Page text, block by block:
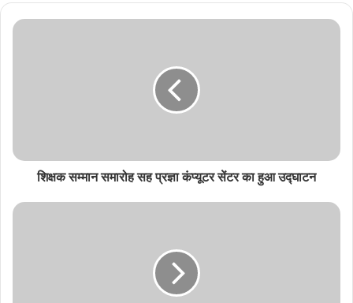
शिक्षक सम्मान समारोह सह प्रज्ञा कंप्यूटर सेंटर का हुआ उद्घाटन